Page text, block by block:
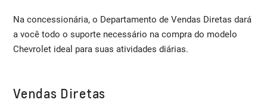
Na concessionária, o Departamento de Vendas Diretas dará
a você todo o suporte necessário na compra do modelo
Chevrolet ideal para suas atividades diárias.
Vendas Diretas